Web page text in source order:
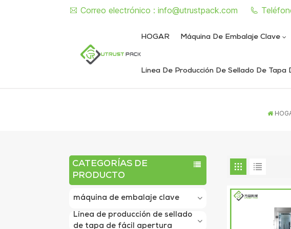
Correo electrónico : info@utrustpack.com
HOGAR Máquina De Embalaje Clave
Línea De Producción De Sellado De Tapa
CATEGORÍAS DE
PRODUCTO
máquina de embalaje clave
Línea de producción de sellado
de tapa de fácil apertura